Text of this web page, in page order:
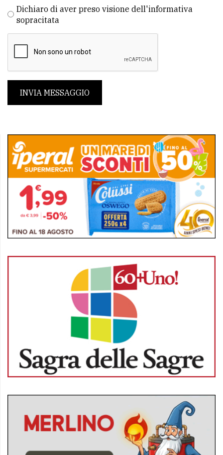
Dichiaro di aver preso visione dell'informativa
sopracitata
INVIA MESSAGGIO